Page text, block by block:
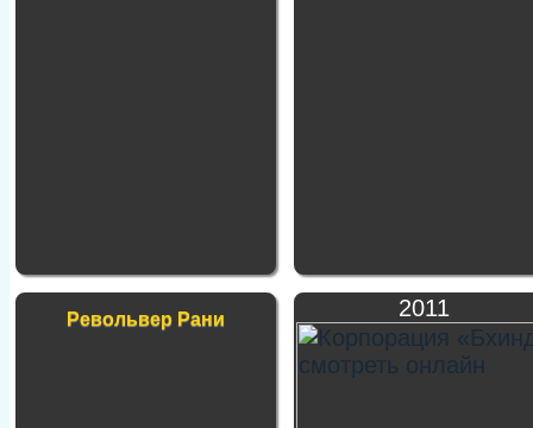
Револьвер Рани 2011